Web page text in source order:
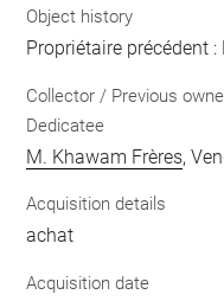
Object history
Propriétaire précédent :
Collector / Previous
Dedicatee
M. Khawam Frères,
Acquisition details
achat
Acquisition date